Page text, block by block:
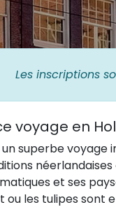
Les inscriptions
voyage en
superbe
et ses
les tulipes sont